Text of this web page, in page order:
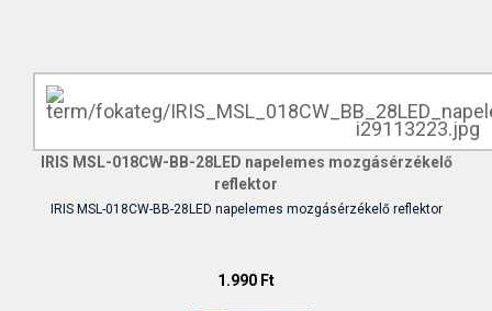
IRIS MSL-018CW-BB-28LED napelemes mozgásérzékelő
reflektor
IRIS MSL-018CW-BB-28LED napelemes mozgásérzékelő reflektor
1.990 Ft